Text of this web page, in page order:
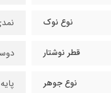
نوع نوک
قطر نوشتار دوسر:
نوع جوهر